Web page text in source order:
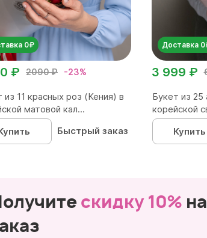
0₽
2090 ₽ -23%
₽
из 11 красных роз (Кения) в
матовой кал...
Быстрый заказ
Доставка
3 999 ₽
Букет из 25
корейской
Купить
скидку 10%